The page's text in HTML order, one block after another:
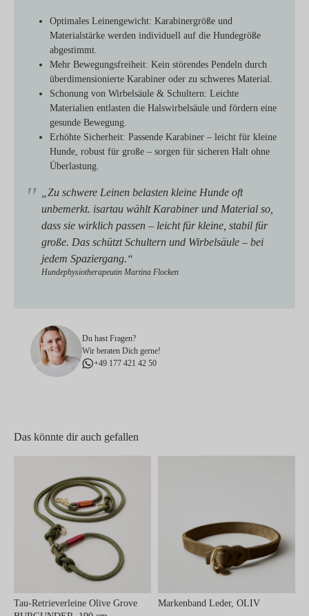
Optimales Leinengewicht: Karabinergröße und
Materialstärke werden individuell auf die Hundegröße
abgestimmt.
Mehr Bewegungsfreiheit: Kein störendes Pendeln durch
überdimensionierte Karabiner oder zu schweres Material.
Schonung von Wirbelsäule & Schultern: Leichte
Materialien entlasten die Halswirbelsäule und fördern eine
gesunde Bewegung.
Erhöhte Sicherheit: Passende Karabiner – leicht für kleine
Hunde, robust für große – sorgen für sicheren Halt ohne
Überlastung.
„Zu schwere Leinen belasten kleine Hunde oft
unbemerkt. isartau wählt Karabiner und Material so,
dass sie wirklich passen – leicht für kleine, stabil für
große. Das schützt Schultern und Wirbelsäule – bei
jedem Spaziergang.“
Hundephysiotherapeutin Martina Flocken
Du hast Fragen?
Wir beraten Dich gerne!
+49 177 421 42 50
Das könnte dir auch gefallen
Tau-Retrieverleine Olive Grove
Markenband Leder, OLIV